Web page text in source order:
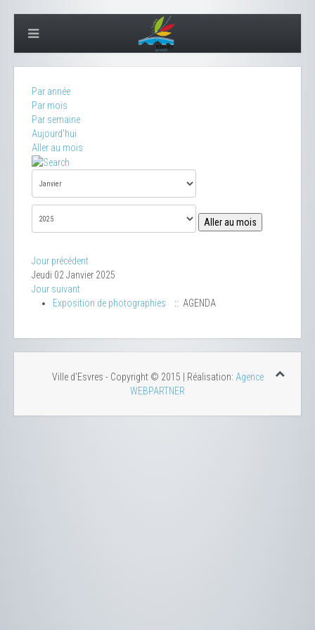
Par année
Par mois
Par semaine
Aujourd'hui
Aller au mois
Aller au mois
Jour précédent
Jeudi 02 Janvier 2025
Jour suivant
Exposition de photographies
:: AGENDA
Ville d'Esvres - Copyright © 2015 | Réalisation: Agence
WEBPARTNER